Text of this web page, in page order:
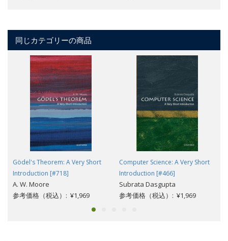
同じカテゴリーの商品
Gödel's Theorem: A Very Short
Introduction [#718]
A. W. Moore
参考価格（税込）: ¥1,969
Computer Science: A Very Short
Introduction [#466]
Subrata Dasgupta
参考価格（税込）: ¥1,969